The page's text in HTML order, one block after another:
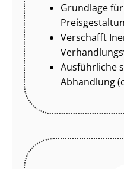
Grundlage
Verschafft
Ausführliche
Abhandlung